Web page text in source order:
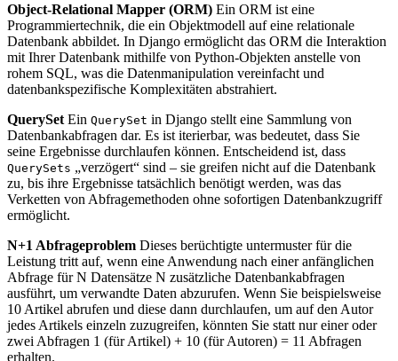
Object-Relational Mapper (ORM) Ein ORM ist eine
Programmiertechnik, die ein Objektmodell auf eine relationale
Datenbank abbildet. In Django ermöglicht das ORM die Interaktion
mit Ihrer Datenbank mithilfe von Python-Objekten anstelle von
rohem SQL, was die Datenmanipulation vereinfacht und
datenbankspezifische Komplexitäten abstrahiert.
QuerySet Ein QuerySet in Django stellt eine Sammlung von
Datenbankabfragen dar. Es ist iterierbar, was bedeutet, dass Sie
seine Ergebnisse durchlaufen können. Entscheidend ist, dass
QuerySets „verzögert“ sind – sie greifen nicht auf die Datenbank
zu, bis ihre Ergebnisse tatsächlich benötigt werden, was das
Verketten von Abfragemethoden ohne sofortigen Datenbankzugriff
ermöglicht.
N+1 Abfrageproblem Dieses berüchtigte untermuster für die
Leistung tritt auf, wenn eine Anwendung nach einer anfänglichen
Abfrage für N Datensätze N zusätzliche Datenbankabfragen
ausführt, um verwandte Daten abzurufen. Wenn Sie beispielsweise
10 Artikel abrufen und diese dann durchlaufen, um auf den Autor
jedes Artikels einzeln zuzugreifen, könnten Sie statt nur einer oder
zwei Abfragen 1 (für Artikel) + 10 (für Autoren) = 11 Abfragen
erhalten.